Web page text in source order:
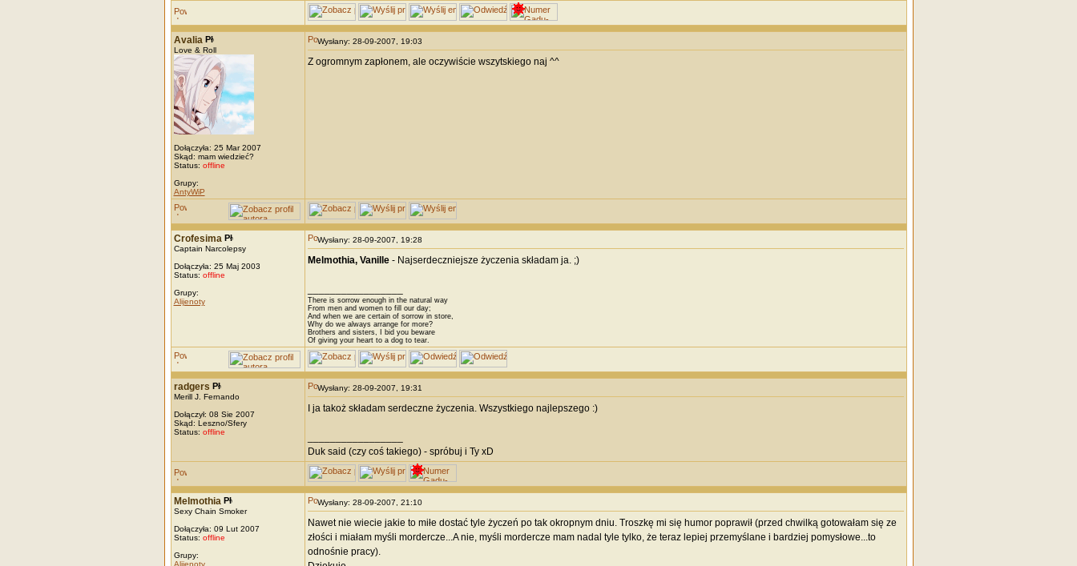
Avalia
Love & Roll
Dołączyła: 25 Mar 2007
Skąd: mam wiedzieć?
Status: offline
Grupy:
AntyWiP
Wysłany: 28-09-2007, 19:03
Z ogromnym zapłonem, ale oczywiście wszytskiego naj ^^
Crofesima
Captain Narcolepsy
Dołączyła: 25 Maj 2003
Status: offline
Grupy:
Alijenoty
Wysłany: 28-09-2007, 19:28
Melmothia, Vanille- Najserdeczniejsze życzenia składam ja. ;)
There is sorrow enough in the natural way
From men and women to fill our day;
And when we are certain of sorrow in store,
Why do we always arrange for more?
Brothers and sisters, I bid you beware
Of giving your heart to a dog to tear.
radgers
Merill J. Fernando
Dołączył: 08 Sie 2007
Skąd: Leszno/Sfery
Status: offline
Wysłany: 28-09-2007, 19:31
I ja takoż składam serdeczne życzenia. Wszystkiego najlepszego :)
Duk said (czy coś takiego) - spróbuj i Ty xD
Melmothia
Sexy Chain Smoker
Dołączyła: 09 Lut 2007
Status: offline
Grupy:
Alijenoty
Wysłany: 28-09-2007, 21:10
Nawet nie wiecie jakie to miłe dostać tyle życzeń po tak okropnym dniu. Troszkę mi się humor poprawił (przed chwilką gotowałam się ze
złości i miałam myśli mordercze...A nie, myśli mordercze mam nadal tyle tylko, że teraz lepiej przemyślane i bardziej pomysłowe...to
odnośnie pracy).